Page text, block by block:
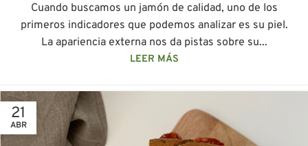
Cuando buscamos un jamón de calidad, uno de los
primeros indicadores que podemos analizar es su piel.
La apariencia externa nos da pistas sobre su...
LEER MÁS
21
ABR